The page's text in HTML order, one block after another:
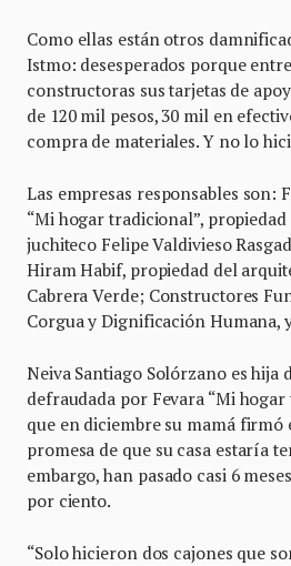
Como ellas están otros
Istmo: desesperados porque
constructoras sus tarjetas de
de 120 mil pesos, 30 mil en
compra de materiales. Y no lo
Las empresas responsables son:
“Mi hogar tradicional”,
juchiteco Felipe Valdivieso
Hiram Habif, propiedad del
Cabrera Verde; Constructores
Corgua y Dignificación Humana,
Neiva Santiago Solórzano es hija
defraudada por Fevara “Mi
que en diciembre su mamá
promesa de que su casa estaría
embargo, han pasado casi 6
por ciento.
“Solo hicieron dos cajones que